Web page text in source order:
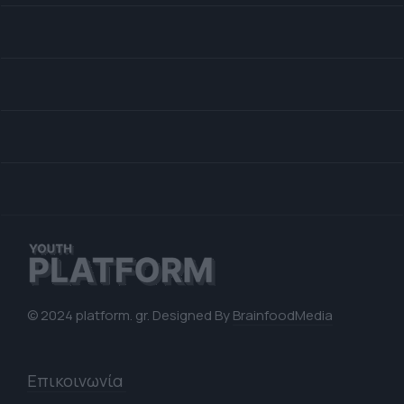
© 2024 platform. gr. Designed ByBrainfoodMedia
Επικοινωνία